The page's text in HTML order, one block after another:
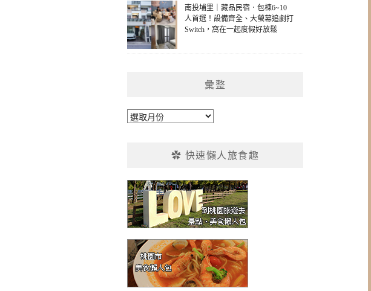
南投埔里｜藏品民宿．包棟6~10
人首選！設備齊全、大螢幕追劇打
Switch，窩在一起度假好放鬆
彙整
彙
✿ 快速懶人旅食趣